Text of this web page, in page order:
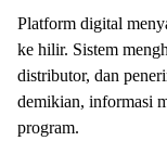
Platform digital
ke hilir. Sistem
distributor, dan
demikian, informasi
program.